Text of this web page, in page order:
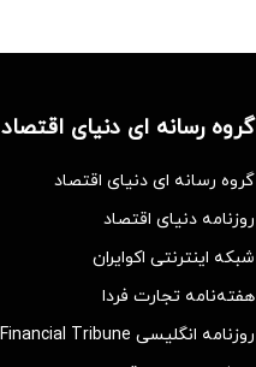
گروه رسانه ای دنیای اقتصاد
گروه رسانه ای دنیای اقتصاد
روزنامه دنیای اقتصاد
شبکه اینترنتی اکوایران
هفته‌نامه تجارت فردا
روزنامه انگلیسی Financial Tribune